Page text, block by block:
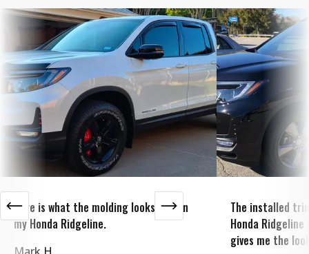
Here is what the molding looks like on
my Honda Ridgeline.
The installed
Honda Ridgeline
gives me the